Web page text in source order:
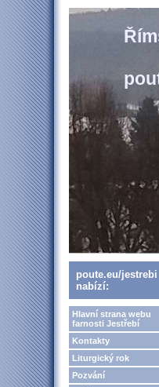
poute.eu/jestrebi
nabízí:
Hlavní strana webu
farnosti Jestřebí
Kontakty
Liturgický rok
Pozvání